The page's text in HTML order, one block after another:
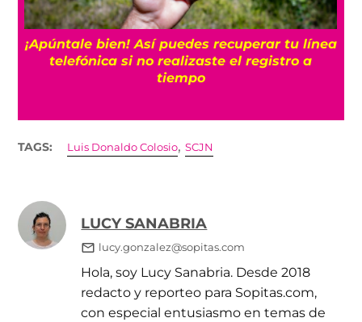
¡Apúntale bien! Así puedes recuperar tu línea
telefónica si no realizaste el registro a
tiempo
TAGS: Luis Donaldo Colosio,SCJN
LUCY SANABRIA
lucy.gonzalez@sopitas.com
Hola, soy Lucy Sanabria. Desde 2018
redacto y reporteo para Sopitas.com,
con especial entusiasmo en temas de